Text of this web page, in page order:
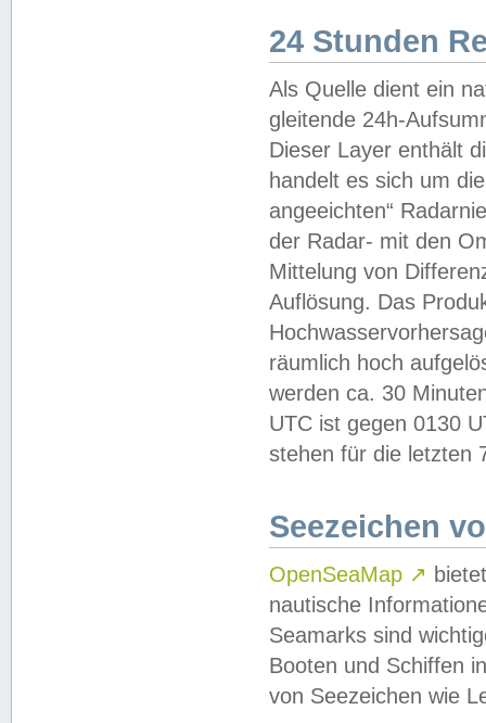
24 Stunden
Als Quelle dient ein
gleitende 24h-
Dieser Layer enthält
handelt es sich um
angeeichten“
der Radar- mit den
Mittelung von
Auflösung. Das
räumlich hoch
werden ca. 30
UTC ist gegen 0130
stehen für die letzten
Seezeichen
OpenSeaMap ↗
nautische
Seamarks sind
Booten und Schiffen
von Seezeichen wie